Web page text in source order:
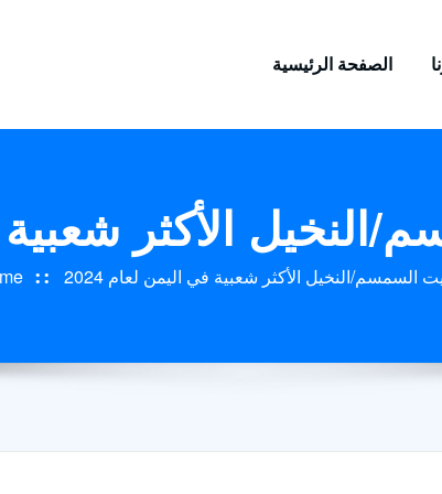
الصفحة الرئيسية
الأكثر شعبية في
السمسم/النخيل الأكثر شعبية في اليمن لعام 2024